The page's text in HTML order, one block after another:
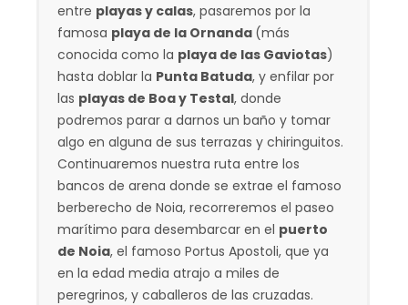
entre playas y calas, pasaremos por la
famosa playa de la Ornanda (más
conocida como la playa de las Gaviotas)
hasta doblar la Punta Batuda, y enfilar por
las playas de Boa y Testal, donde
podremos parar a darnos un baño y tomar
algo en alguna de sus terrazas y chiringuitos.
Continuaremos nuestra ruta entre los
bancos de arena donde se extrae el famoso
berberecho de Noia, recorreremos el paseo
marítimo para desembarcar en el puerto
de Noia, el famoso Portus Apostoli, que ya
en la edad media atrajo a miles de
peregrinos, y caballeros de las cruzadas.